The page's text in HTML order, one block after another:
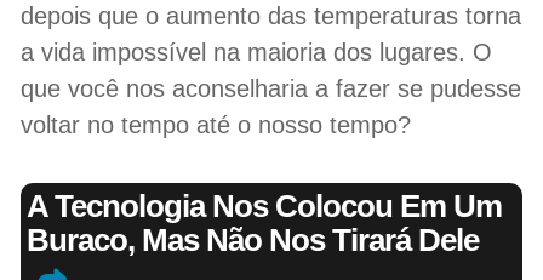
depois que o aumento das temperaturas torna
a vida impossível na maioria dos lugares. O
que você nos aconselharia a fazer se pudesse
voltar no tempo até o nosso tempo?
A Tecnologia Nos Colocou Em Um
Buraco, Mas Não Nos Tirará Dele